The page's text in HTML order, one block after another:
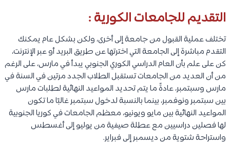
التقديم للجامعات الكورية :
تختلف عملية القبول من جامعة إلى أخرى، ولكن بشكل عام يمكنك
التقدم مباشرة إلى الجامعة التي اخترتها عن طريق البريد أو عبر الإنترنت،
كن على علم بأن العام الدراسي الكوري الجنوبي يبدأ في مارس، على الرغم
من أن العديد من الجامعات تستقبل الطلاب الجدد مرتين في السنة في
مارس وسبتمبر، عادةً ما يتم تحديد المواعيد النهائية لطلبات مارس
بين سبتمبر ونوفمبر، بينما بالنسبة لدخول سبتمبر غالبًا ما تكون
المواعيد النهائية بين مايو ويونيو، معظم الجامعات في كوريا الجنوبية
لها فصلين دراسيين مع عطلة صيفية من يوليو إلى أغسطس
واستراحة شتوية من ديسمبر إلى فبراير.